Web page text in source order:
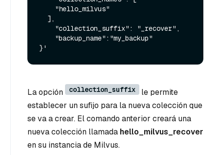
La opción collection_suffix
le permite
establecer un sufijo para la nueva colección que
se va a crear. El comando anterior creará una
nueva colección llamada hello_milvus_recover
en su instancia de Milvus.